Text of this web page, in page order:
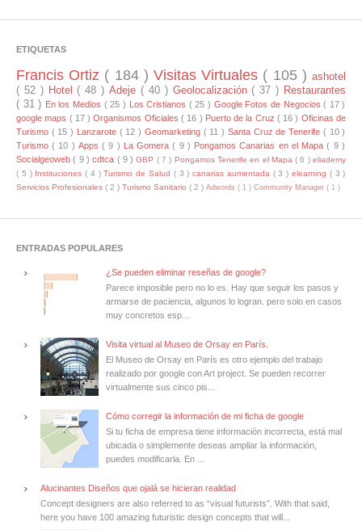
ETIQUETAS
Francis Ortiz ( 184 )Visitas Virtuales ( 105 )ashotel
( 52 ) Hotel ( 48 )Adeje ( 40 ) Geolocalización ( 37 ) Restaurantes
( 31 ) En los Medios ( 25 ) Los Cristianos ( 25 ) Google Fotos de Negocios( 17 )
google maps ( 17 )Organismos Oficiales ( 16 ) Puerto de la Cruz ( 16 ) Oficinas de
Turismo ( 15 ) Lanzarote ( 12 ) Geomarketing ( 11 ) Santa Cruz de Tenerife ( 10 )
Turismo( 10 ) Apps( 9 ) La Gomera( 9 ) Pongamos Canarias en el Mapa( 9 )
Socialgeoweb( 9 )cdtca ( 9 )GBP ( 7 ) Pongamos Tenerife en el Mapa( 6 )eliademy
( 5 ) Instituciones( 4 )Turismo de Salud ( 3 )canarias aumentada ( 3 ) elearning ( 3 )
Servicios Profesionales ( 2 ) Turismo Sanitario ( 2 ) Adwords ( 1 ) Community Manager ( 1 )
ENTRADAS POPULARES
¿Se pueden eliminar reseñas de google?
Parece imposible pero no lo es. Hay que seguir los pasos y
armarse de paciencia, algunos lo logran. pero solo en casos
muy concretos esp...
Visita virtual al Museo de Orsay en París.
El Museo de Orsay en París es otro ejemplo del trabajo
realizado por google con Art project. Se pueden recorrer
virtualmente sus cinco pis...
Cómo corregir la información de mi ficha de google
Si tu ficha de empresa tiene información incorrecta, está mal
ubicada o simplemente deseas ampliar la información,
puedes modificarla. En ...
Alucinantes Diseños que ojalá se hicieran realidad
Concept designers are also referred to as “visual futurists”. With that said,
here you have 100 amazing futuristic design concepts that will...